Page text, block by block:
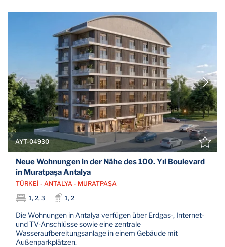
AYT-04930
Neue Wohnungen in der Nähe des 100. Yıl Boulevard
in Muratpaşa Antalya
TÜRKEİ - ANTALYA - MURATPAŞA
1, 2, 3
1, 2
Die Wohnungen in Antalya verfügen über Erdgas-, Internet-
und TV-Anschlüsse sowie eine zentrale
Wasseraufbereitungsanlage in einem Gebäude mit
Außenparkplätzen.